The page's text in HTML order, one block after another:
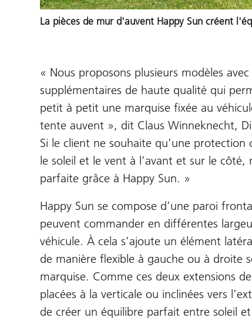
La pièces de mur d'auvent Happy Sun créent
« Nous proposons plusieurs modèles
supplémentaires de haute qualité qui
petit à petit une marquise fixée au
tente auvent », dit Claus Winneknecht,
Si le client ne souhaite qu’une
le soleil et le vent à l’avant et sur le côté,
parfaite grâce à Happy Sun. »
Happy Sun se compose d’une paroi
peuvent commander en différentes
véhicule. À cela s’ajoute un élément
de manière flexible à gauche ou à droite
marquise. Comme ces deux extensions
placées à la verticale ou inclinées vers
de créer un équilibre parfait entre soleil